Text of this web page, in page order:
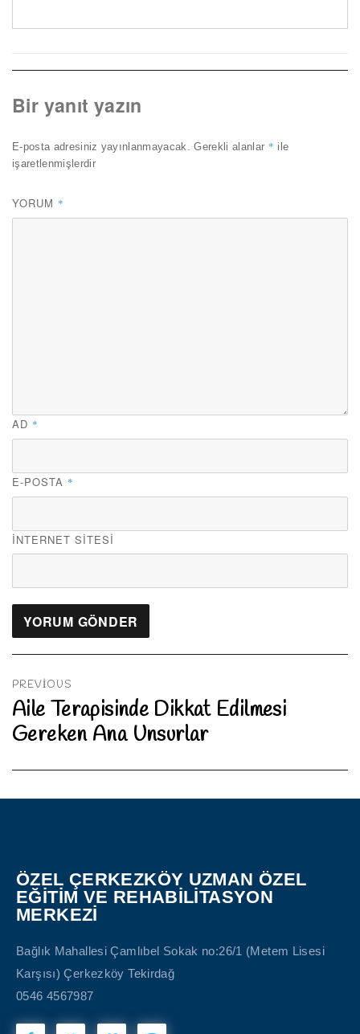
Bir yanıt yazın
E-posta adresiniz yayınlanmayacak. Gerekli alanlar * ile
işaretlenmişlerdir
YORUM *
AD *
E-POSTA *
İNTERNET SITESI
gezinmesi
PREVIOUS
Previous
post:
Aile Terapisinde Dikkat Edilmesi
Gereken Ana Unsurlar
ÖZEL ÇERKEZKÖY UZMAN ÖZEL
EĞİTİM VE REHABİLİTASYON
MERKEZİ
Bağlık Mahallesi Çamlıbel Sokak no:26/1 (Metem Lisesi
Karşısı) Çerkezköy Tekirdağ
0546 4567987